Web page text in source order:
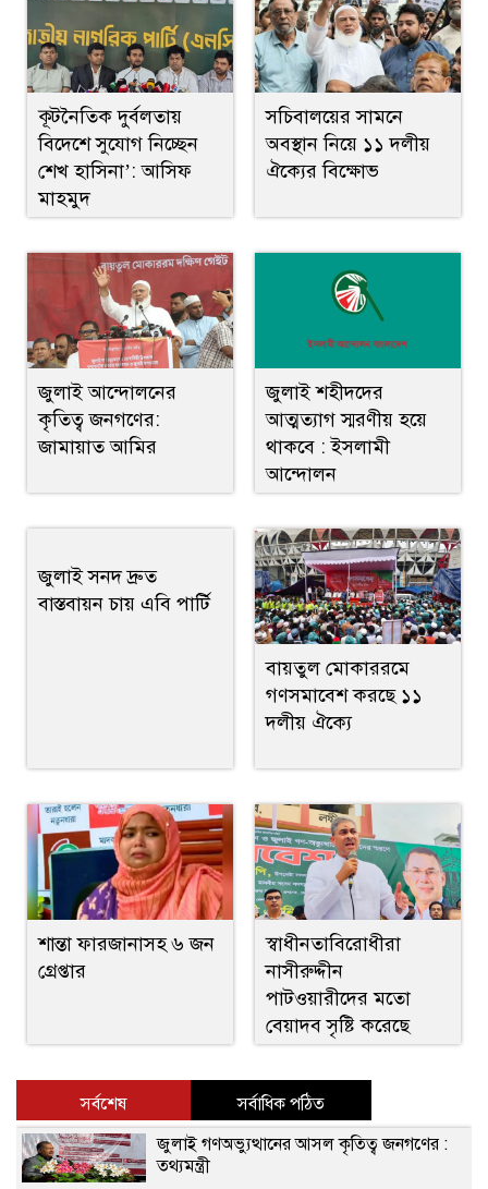
কূটনৈতিক দুর্বলতায়
বিদেশে সুযোগ নিচ্ছেন
শেখ হাসিনা’: আসিফ
মাহমুদ
সচিবালয়ের সামনে
অবস্থান নিয়ে ১১ দলীয়
ঐক্যের বিক্ষোভ
জুলাই আন্দোলনের
কৃতিত্ব জনগণের:
জামায়াত আমির
জুলাই শহীদদের
আত্মত্যাগ স্মরণীয় হয়ে
থাকবে : ইসলামী
আন্দোলন
জুলাই সনদ দ্রুত
বাস্তবায়ন চায় এবি পার্টি
বায়তুল মোকাররমে
গণসমাবেশ করছে ১১
দলীয় ঐক্যে
শান্তা ফারজানাসহ ৬ জন
গ্রেপ্তার
স্বাধীনতাবিরোধীরা
নাসীরুদ্দীন
পাটওয়ারীদের মতো
বেয়াদব সৃষ্টি করেছে
সর্বশেষ
সর্বাধিক পঠিত
জুলাই গণঅভ্যুত্থানের আসল কৃতিত্ব জনগণের :
তথ্যমন্ত্রী